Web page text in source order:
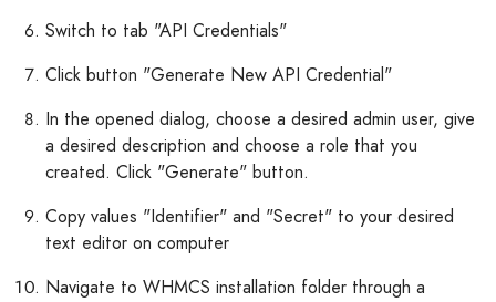
Switch to tab "API Credentials"
Click button "Generate New API Credential"
In the opened dialog, choose a desired admin user, give
a desired description and choose a role that you
created. Click "Generate" button.
Copy values "Identifier" and "Secret" to your desired
text editor on computer
Navigate to WHMCS installation folder through a